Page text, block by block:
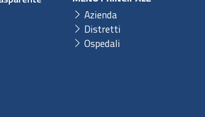
Azienda
Distretti
Ospedali